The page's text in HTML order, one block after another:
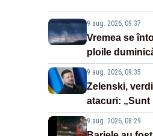
9 aug. 2026, 09:37
Vremea se
ploile
9 aug. 2026, 09:35
Zelenski,
atacuri: „Sunt
9 aug. 2026, 08:29